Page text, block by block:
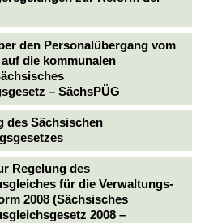
den Personalübergang vom
die kommunalen
– SächsPÜG
des Sächsischen
Regelung des
für die Verwaltungs-
2008 (Sächsisches
2008 –